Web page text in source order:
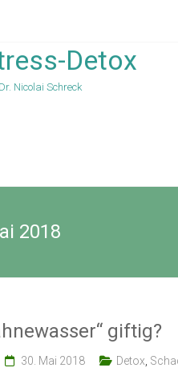
Detox
Nicolai Schreck
2018
giftig?
30. Mai 2018 Detox